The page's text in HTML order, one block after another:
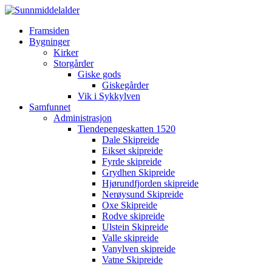
Framsiden
Bygninger
Kirker
Storgårder
Giske gods
Giskegårder
Vik i Sykkylven
Samfunnet
Administrasjon
Tiendepengeskatten 1520
Dale Skipreide
Eikset skipreide
Fyrde skipreide
Grydhen Skipreide
Hjørundfjorden skipreide
Nerøysund Skipreide
Oxe Skipreide
Rodve skipreide
Ulstein Skipreide
Valle skipreide
Vanylven skipreide
Vatne Skipreide